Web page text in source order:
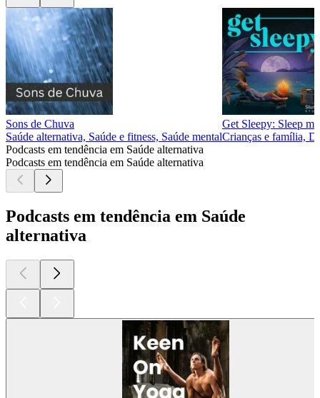
Sons de Chuva
Saúde alternativa, Saúde e fitness, Saúde mental
Get Sleepy: Sleep
Crianças e família,
Podcasts em tendência em Saúde alternativa
Podcasts em tendência em Saúde alternativa
Podcasts em tendência em Saúde
alternativa